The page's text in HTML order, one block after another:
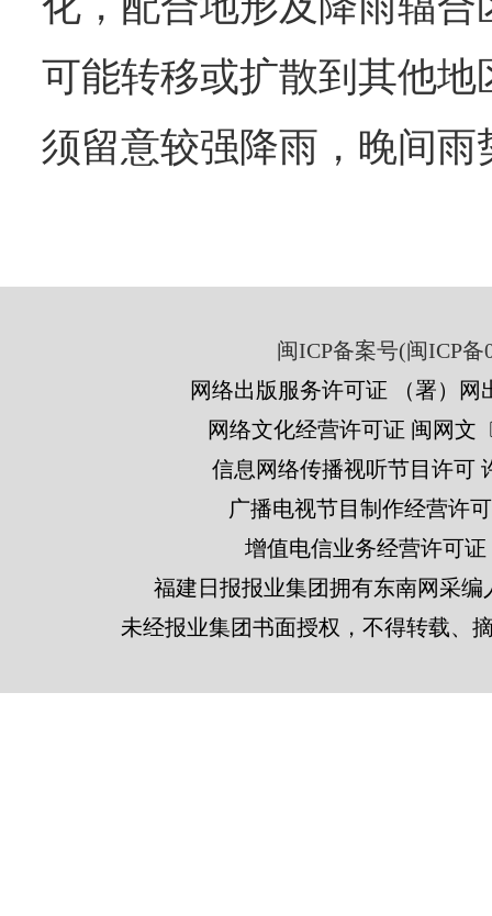
可能转移或扩散到其他地
须留意较强降雨，晚间雨
闽ICP备案号(闽ICP备
网络出版服务许可证 （署）网
网络文化经营许可证 闽网文
信息网络传播视听节目许可
广播电视节目制作经营许
增值电信业务经营许可证
福建日报报业集团拥有东南网采
未经报业集团书面授权，不得转载、